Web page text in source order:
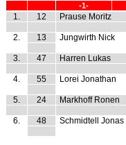
-1-
1. 12 Prause Moritz
2. 13 Jungwirth Nick
3. 47 Harren Lukas
4. 55 Lorei Jonathan
5. 24 Markhoff Ronen
6. 48 Schmidtell Jonas